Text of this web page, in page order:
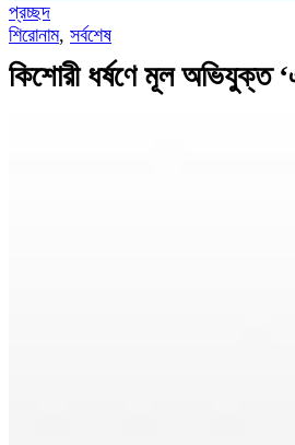
প্রচ্ছদ
শিরোনাম, সর্বশেষ
কিশোরী ধর্ষণে মূল অভিযুক্ত